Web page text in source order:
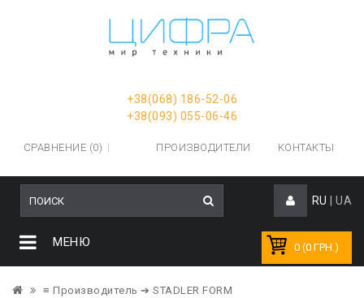
+38(068) 186-52-06
+38(093) 055-06-46
СРАВНЕНИЕ (0) ПРОИЗВОДИТЕЛИ КОНТАКТЫ
RU UA
0 (0 ГРН.)
МЕНЮ
≡ Производитель ➔ STADLER FORM